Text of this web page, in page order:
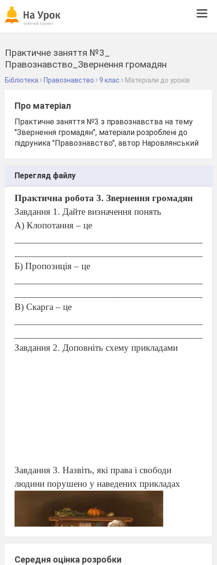
Практичне заняття №3_
Правознавство_Звернення громадян
Бібліотека Правознавство 9 клас Матеріали до уроків
Про матеріал
Практичне заняття №3 з правознавства на тему
"Звернення громадян", матеріали розроблені до
підруника "Правознавство", автор Наровлянський
Перегляд файлу
Практична робота 3. Звернення громадян
Завдання 1. Дайте визначення понять
А) Клопотання – це
Б) Пропозиція – це
В) Скарга – це
Завдання 2. Доповніть схему прикладами
Завдання 3. Назвіть, які права і свободи
людини порушено у наведених прикладах
Середня оцінка розробки